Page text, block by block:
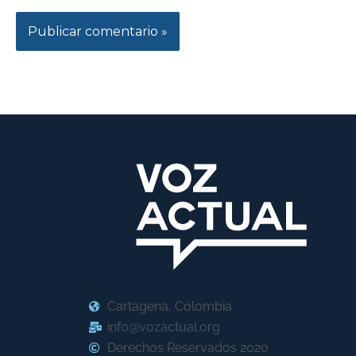
Cartagena, Colombia
info@vozactual.org
Derechos Reservados 2020